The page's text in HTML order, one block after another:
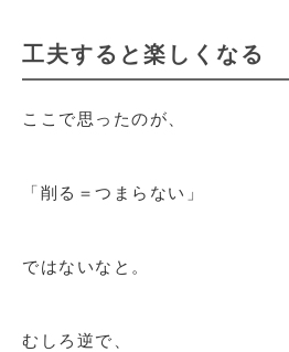
工夫すると楽しくなる
ここで思ったのが、
「削る＝つまらない」
ではないなと。
むしろ逆で、